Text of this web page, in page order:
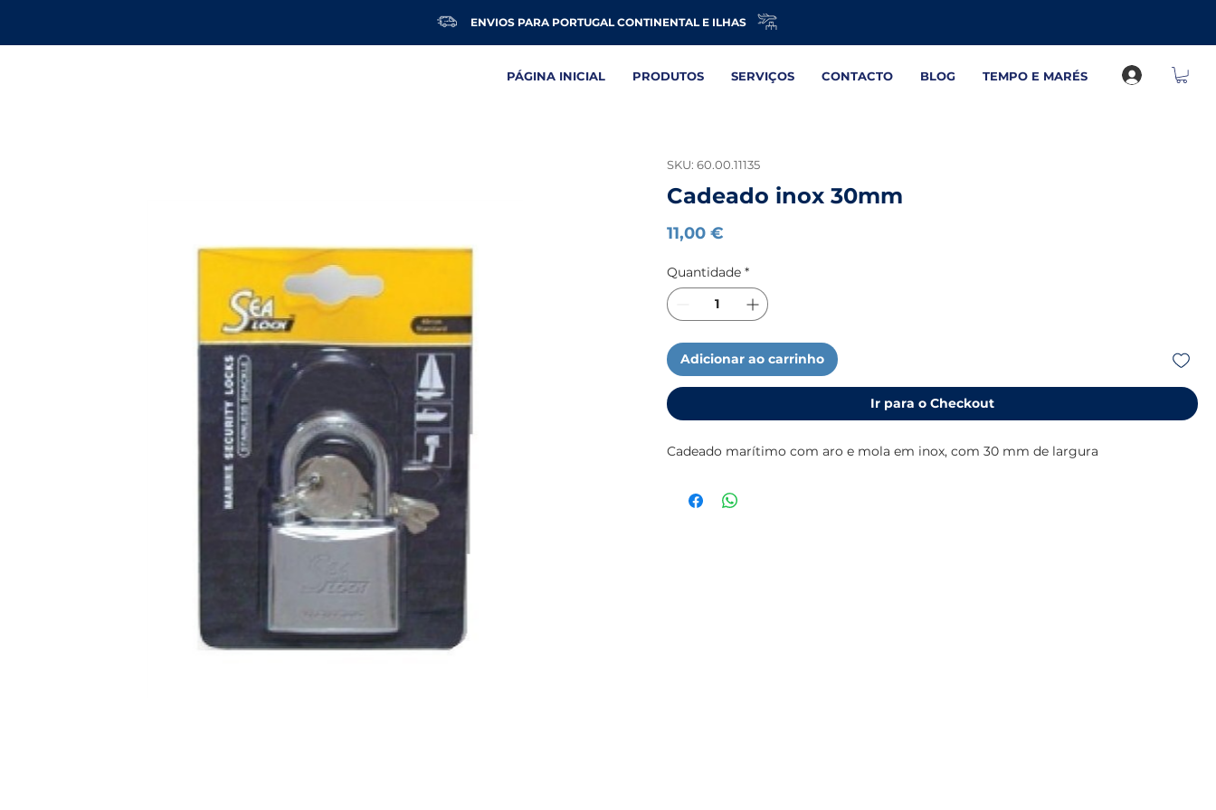
ENVIOS PARA PORTUGAL CONTINENTAL E ILHAS
PÁGINA INICIAL PRODUTOS SERVIÇOS CONTACTO BLOG TEMPO E MARÉS
SKU: 60.00.11135
Cadeado inox 30mm
11,00 €
Quantidade *
Adicionar ao carrinho
Ir para o Checkout
Cadeado marítimo com aro e mola em inox, com 30 mm de largura